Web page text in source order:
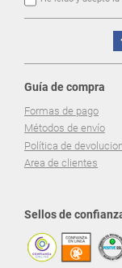
Guía de compra
Formas de pago
Métodos de envío
Política de
Area de clientes
Sellos de